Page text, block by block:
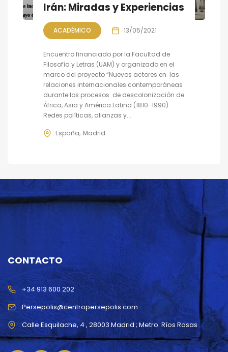
Irán: Miradas y Experiencias
ACADÉMICO 13/05/2021
Encuentro financiado por la Facultad de
Filosofía y Letras (UAM) y organizado en el
marco del proyecto “Nuevos actores en las
relaciones internacionales contemporáneas
durante los procesos de descolonización de
África, Asia y América Latina (1810-1990).
Redes políticas, alianzas y...
España Madrid
CONTACTO
Persepolis@centropersepolis.com
+34 913 600 202